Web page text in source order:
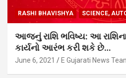
RASHI BHAVISHYA SCIENCE,
આજનું રાશિ ભવિષ્ય: આ
કાર્યનો આરંભ કરી શકે છે…
June 6, 2021 E Gujarati News